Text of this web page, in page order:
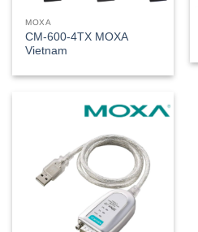
MOXA
CM-600-4TX MOXA
Vietnam